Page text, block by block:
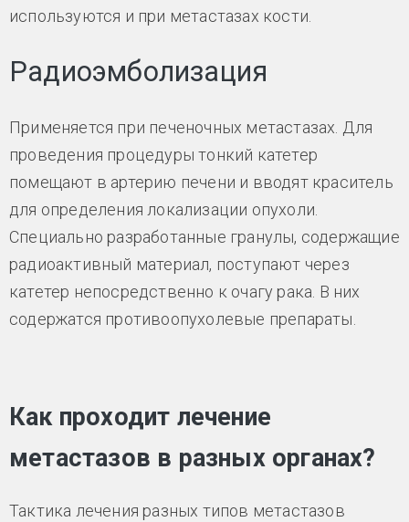
используются и при метастазах кости.
Радиоэмболизация
Применяется при печеночных метастазах. Для
проведения процедуры тонкий катетер
помещают в артерию печени и вводят краситель
для определения локализации опухоли.
Специально разработанные гранулы, содержащие
радиоактивный материал, поступают через
катетер непосредственно к очагу рака. В них
содержатся противоопухолевые препараты.
Как проходит лечение
метастазов в разных органах?
Тактика лечения разных типов метастазов